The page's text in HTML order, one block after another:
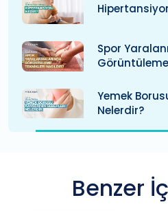
Spor
Görüntüleme
Yemek
Nelerdir?
Benzer